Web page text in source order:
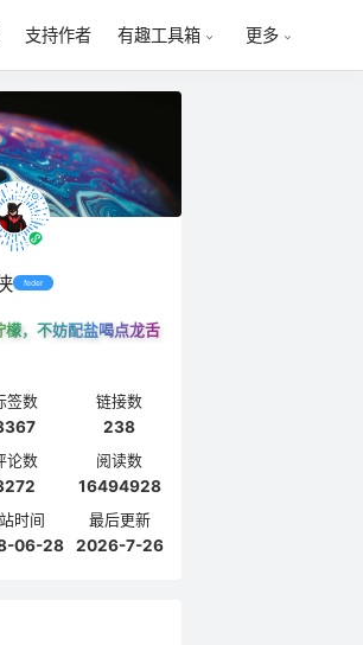
支持作者 有趣工具箱 更多
feder
檬，不妨配盐喝点龙舌
签数
链接数
238
论数
阅读数
16494928
时间
06-28
最后更新
2026-7-26